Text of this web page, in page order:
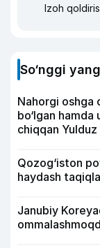
Izoh
So‘nggi
Nahorgi oshga
bo‘lgan hamda
chiqqan
Qozog‘iston
haydash
Janubiy